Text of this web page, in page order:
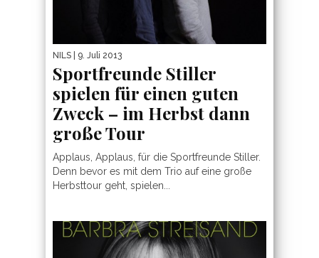
NILS | 9. Juli 2013
Sportfreunde Stiller
spielen für einen guten
Zweck – im Herbst dann
große Tour
Applaus, Applaus, für die Sportfreunde Stiller.
Denn bevor es mit dem Trio auf eine große
Herbsttour geht, spielen...